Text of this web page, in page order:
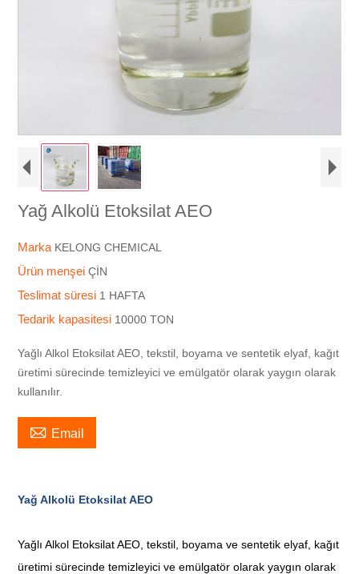
Yağ Alkolü Etoksilat AEO
Marka KELONG CHEMICAL
Ürün menşeiÇİN
Teslimat süresi 1 HAFTA
Tedarik kapasitesi 10000 TON
Yağlı Alkol Etoksilat AEO, tekstil, boyama ve sentetik elyaf, kağıt
üretimi sürecinde temizleyici ve emülgatör olarak yaygın olarak
kullanılır.
 Email
Yağ Alkolü Etoksilat AEO
Yağlı Alkol Etoksilat AEO, tekstil, boyama ve sentetik elyaf, kağıt
üretimi sürecinde temizleyici ve emülgatör olarak yaygın olarak